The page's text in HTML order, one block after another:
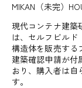
MIKAN（未完）
現代コンテナ建築
は、セルフビルド
構造体を販売する
建築確認申請が付
おり、購入者は自
す。